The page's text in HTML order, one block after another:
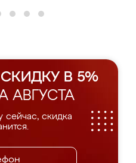
В 5%
АВГУСТА
сейчас, скидка